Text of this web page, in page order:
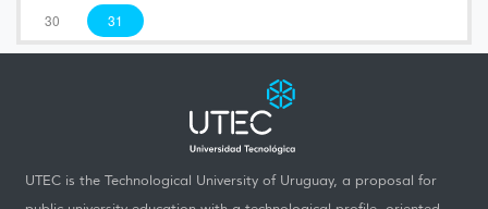
30 31
UTEC is the Technological University of Uruguay, a proposal for